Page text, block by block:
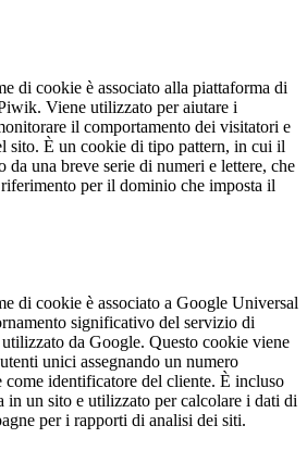
di cookie è associato alla piattaforma di
Viene utilizzato per aiutare i
il comportamento dei visitatori e
sito. È un cookie di tipo pattern, in cui il
da una breve serie di numeri e lettere, che
per il dominio che imposta il
di cookie è associato a Google Universal
significativo del servizio di
da Google. Questo cookie viene
unici assegnando un numero
come identificatore del cliente. È incluso
in un sito e utilizzato per calcolare i dati di
per i rapporti di analisi dei siti.